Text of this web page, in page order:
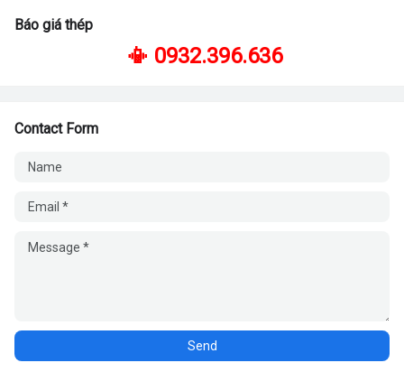
Báo giá thép
📳 0932.396.636
Contact Form